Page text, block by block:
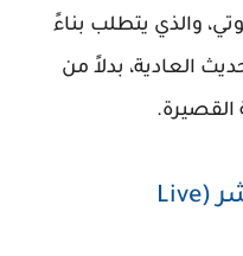
والذي يتطلب بناءً
العادية، بدلاً من
القصيرة.
10. محتوى البث المباشر (Live